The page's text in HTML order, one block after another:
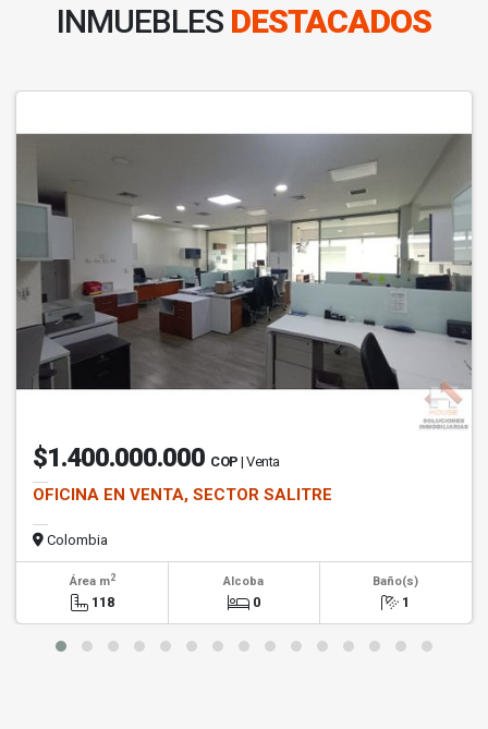
INMUEBLES DESTACADOS
$1.400.000.000 COP | Venta
OFICINA EN VENTA, SECTOR SALITRE
Colombia
Área m2
118
Alcoba
0
Baño(s)
1